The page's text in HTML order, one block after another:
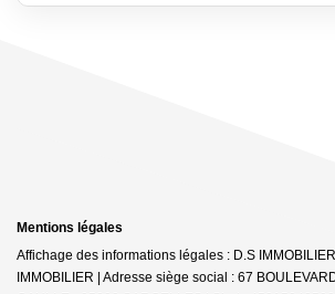
Mentions légales
Affichage des informations légales : D.S
IMMOBILIER | Adresse siège social : 67